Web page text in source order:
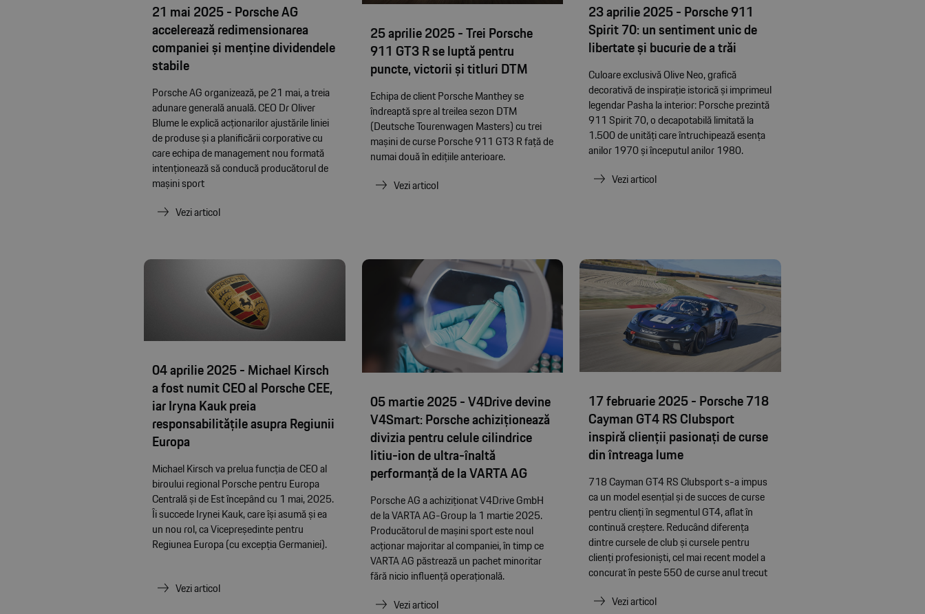
21 mai 2025 - Porsche AG
accelerează redimensionarea
companiei și menține dividendele
stabile
Porsche AG organizează, pe 21 mai, a treia
adunare generală anuală. CEO Dr Oliver
Blume le explică acționarilor ajustările liniei
de produse și a planificării corporative cu
care echipa de management nou formată
intenționează să conducă producătorul de
mașini sport
Vezi articol
25 aprilie 2025 - Trei Porsche
911 GT3 R se luptă pentru
puncte, victorii și titluri DTM
Echipa de client Porsche Manthey se
îndreaptă spre al treilea sezon DTM
(Deutsche Tourenwagen Masters) cu trei
mașini de curse Porsche 911 GT3 R față de
numai două în edițiile anterioare.
Vezi articol
23 aprilie 2025 - Porsche 911
Spirit 70: un sentiment unic de
libertate și bucurie de a trăi
Culoare exclusivă Olive Neo, grafică
decorativă de inspirație istorică și imprimeul
legendar Pasha la interior: Porsche prezintă
911 Spirit 70, o decapotabilă limitată la
1.500 de unități care întruchipează esența
anilor 1970 și începutul anilor 1980.
Vezi articol
04 aprilie 2025 - Michael Kirsch
a fost numit CEO al Porsche CEE,
iar Iryna Kauk preia
responsabilitățile asupra Regiunii
Europa
Michael Kirsch va prelua funcția de CEO al
biroului regional Porsche pentru Europa
Centrală și de Est începând cu 1 mai, 2025.
Îi succede Irynei Kauk, care își asumă și ea
un nou rol, ca Vicepreședinte pentru
Regiunea Europa (cu excepția Germaniei).
Vezi articol
05 martie 2025 - V4Drive devine
V4Smart: Porsche achiziționează
divizia pentru celule cilindrice
litiu-ion de ultra-înaltă
performanță de la VARTA AG
Porsche AG a achiziționat V4Drive GmbH
de la VARTA AG-Group la 1 martie 2025.
Producătorul de mașini sport este noul
acționar majoritar al companiei, în timp ce
VARTA AG păstrează un pachet minoritar
fără nicio influență operațională.
Vezi articol
17 februarie 2025 - Porsche 718
Cayman GT4 RS Clubsport
inspiră clienții pasionați de curse
din întreaga lume
718 Cayman GT4 RS Clubsport s-a impus
ca un model esențial și de succes de curse
pentru clienți în segmentul GT4, aflat în
continuă creștere. Reducând diferența
dintre cursele de club și cursele pentru
clienți profesioniști, cel mai recent model a
concurat în peste 550 de curse anul trecut
Vezi articol